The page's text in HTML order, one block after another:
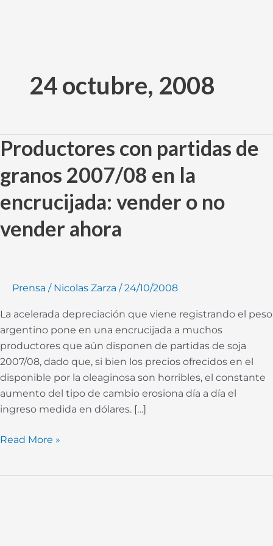
contenido24 octubre, 2008
Productores con partidas de
granos 2007/08 en la
encrucijada: vender o no
vender ahora
Prensa / Nicolas Zarza /24/10/2008
La acelerada depreciación que viene registrando el peso
argentino pone en una encrucijada a muchos
productores que aún disponen de partidas de soja
2007/08, dado que, si bien los precios ofrecidos en el
disponible por la oleaginosa son horribles, el constante
aumento del tipo de cambio erosiona día a día el
ingreso medida en dólares. […]
Productores
con
partidas
de
granos
en
vender
no
vender
ahora
Read More »